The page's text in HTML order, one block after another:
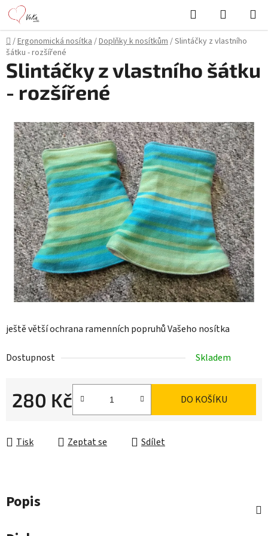
Přejít
na
obsah
Hledat
KOŠÍK
Domů
/Ergonomická nosítka/Doplňky k nosítkům/Slintáčky z vlastního
šátku - rozšířené
ještě větší ochrana ramenních popruhů Vašeho nosítka
Dostupnost Skladem
280 Kč DO KOŠÍKU
Tisk Zeptat se Sdílet
Slintáčky z vlastního šátku
- rozšířené
Popis